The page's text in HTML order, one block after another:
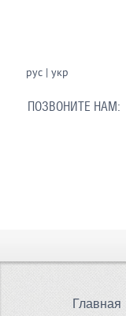
рус| укр
ПОЗВОНИТЕ НАМ:
Главная